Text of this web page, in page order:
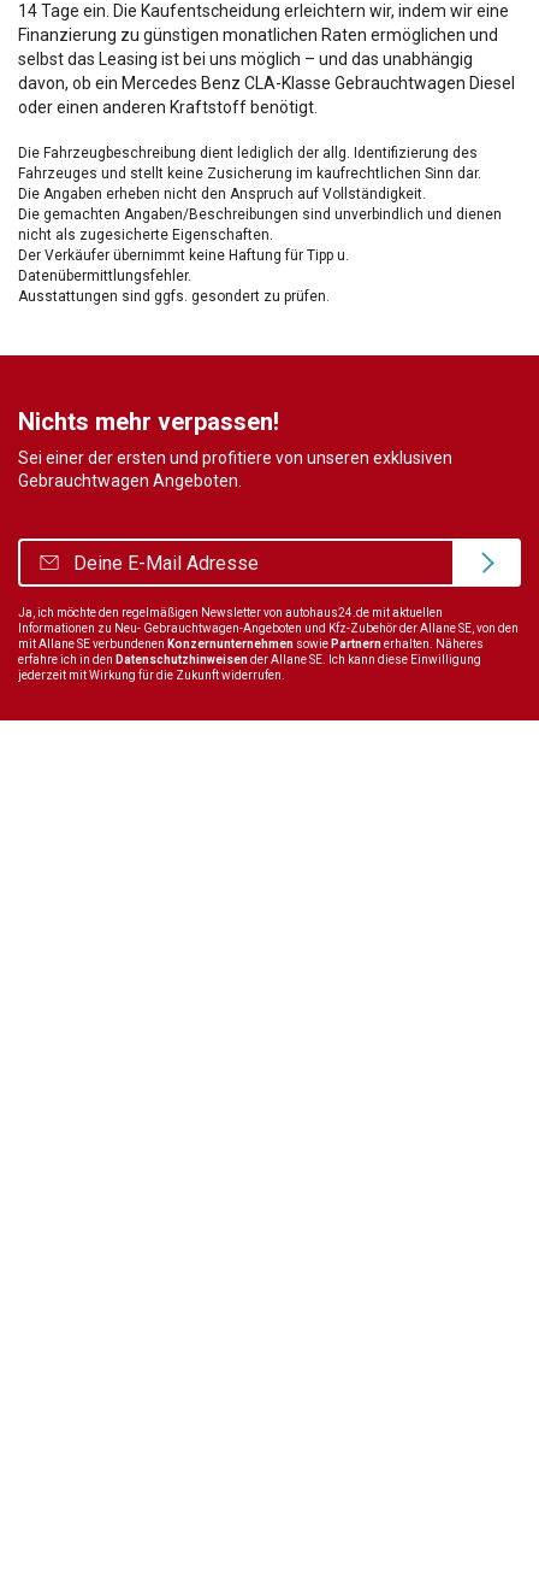
14 Tage ein. Die Kaufentscheidung erleichtern wir, indem wir eine
Finanzierung zu günstigen monatlichen Raten ermöglichen und
selbst das Leasing ist bei uns möglich – und das unabhängig
davon, ob ein Mercedes Benz CLA-Klasse Gebrauchtwagen Diesel
oder einen anderen Kraftstoff benötigt.
Die Fahrzeugbeschreibung dient lediglich der allg. Identifizierung des
Fahrzeuges und stellt keine Zusicherung im kaufrechtlichen Sinn dar.
Die Angaben erheben nicht den Anspruch auf Vollständigkeit.
Die gemachten Angaben/Beschreibungen sind unverbindlich und dienen
nicht als zugesicherte Eigenschaften.
Der Verkäufer übernimmt keine Haftung für Tipp u.
Datenübermittlungsfehler.
Ausstattungen sind ggfs. gesondert zu prüfen.
Nichts mehr verpassen!
Sei einer der ersten und profitiere von unseren exklusiven
Gebrauchtwagen Angeboten.
Ja, ich möchte den regelmäßigen Newsletter von autohaus24.de mit aktuellen
Informationen zu Neu- Gebrauchtwagen-Angeboten und Kfz-Zubehör der Allane SE, von den
mit Allane SE verbundenen Konzernunternehmen sowie Partnernerhalten. Näheres
erfahre ich in den Datenschutzhinweisender Allane SE. Ich kann diese Einwilligung
jederzeit mit Wirkung für die Zukunft widerrufen.